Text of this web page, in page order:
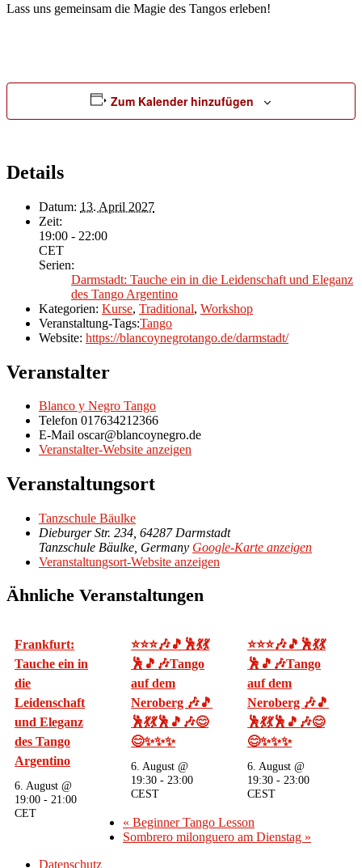
Lass uns gemeinsam die Magie des Tangos erleben!
Zum Kalender hinzufügen
Details
Datum: 13. April 2027
Zeit:
19:00 - 22:00
CET
Serien:
Darmstadt: Tauche ein in die Leidenschaft und Eleganz
des Tango Argentino
Kategorien: Kurse, Traditional, Workshop
Veranstaltung-Tags:Tango
Website: https://blancoynegrotango.de/darmstadt/
Veranstalter
Blanco y Negro Tango
Telefon 017634212366
E-Mail oscar@blancoynegro.de
Veranstalter-Website anzeigen
Veranstaltungsort
Tanzschule Bäulke
Dieburger Str. 234, 64287 Darmstadt
Tanzschule Bäulke Germany Google-Karte anzeigen
Veranstaltungsort-Website anzeigen
Ähnliche Veranstaltungen
Frankfurt:
Tauche ein in
die
Leidenschaft
und Eleganz
des Tango
Argentino
6. August @
19:00 - 21:00
CET
⭐⭐⭐🎶🎵🕺💃💃
🕺🎵🎶Tango
auf dem
Neroberg 🎶🎵
🕺💃💃🕺🎵🎶😊
😊✨✨✨
6. August @
19:30 - 23:00
CEST
⭐⭐⭐🎶🎵🕺💃💃
🕺🎵🎶Tango
auf dem
Neroberg 🎶🎵
🕺💃💃🕺🎵🎶😊
😊✨✨✨
6. August @
19:30 - 23:00
CEST
« Beginner Tango Lesson
Sombrero milonguero am Dienstag »
Datenschutz